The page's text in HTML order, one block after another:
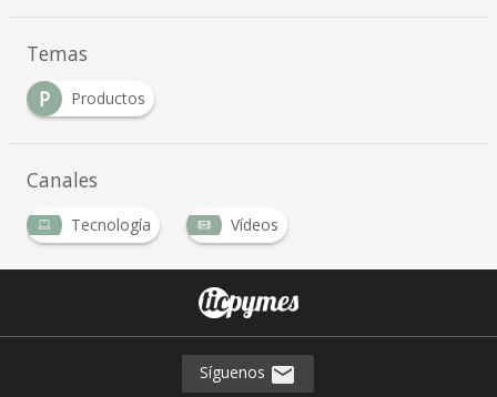
Temas
P
Productos
Canales
Tecnología Vídeos
Síguenos